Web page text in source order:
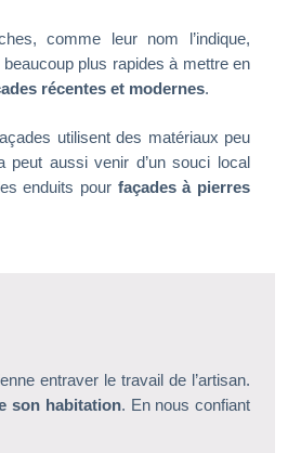
comme leur nom l’indique,
plus rapides à mettre en
récentes et modernes.
utilisent des matériaux peu
peut aussi venir d’un souci local
enduits pour façades à pierres
entraver le travail de l’artisan.
son habitation. En nous confiant